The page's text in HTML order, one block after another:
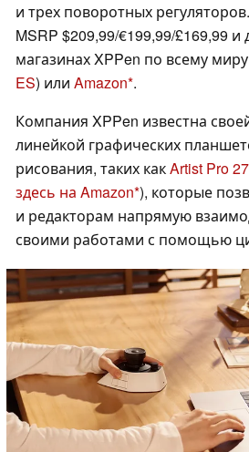
и трех поворотных
MSRP $209,99/€199,99/£169,99 и
магазинах XPPen по всему
ES) или Amazon .
Компания XPPen известна
линейкой графических
рисования, таких какArtist Pro
здесь на Amazon ), которые
и редакторам напрямую
своими работами с помощью